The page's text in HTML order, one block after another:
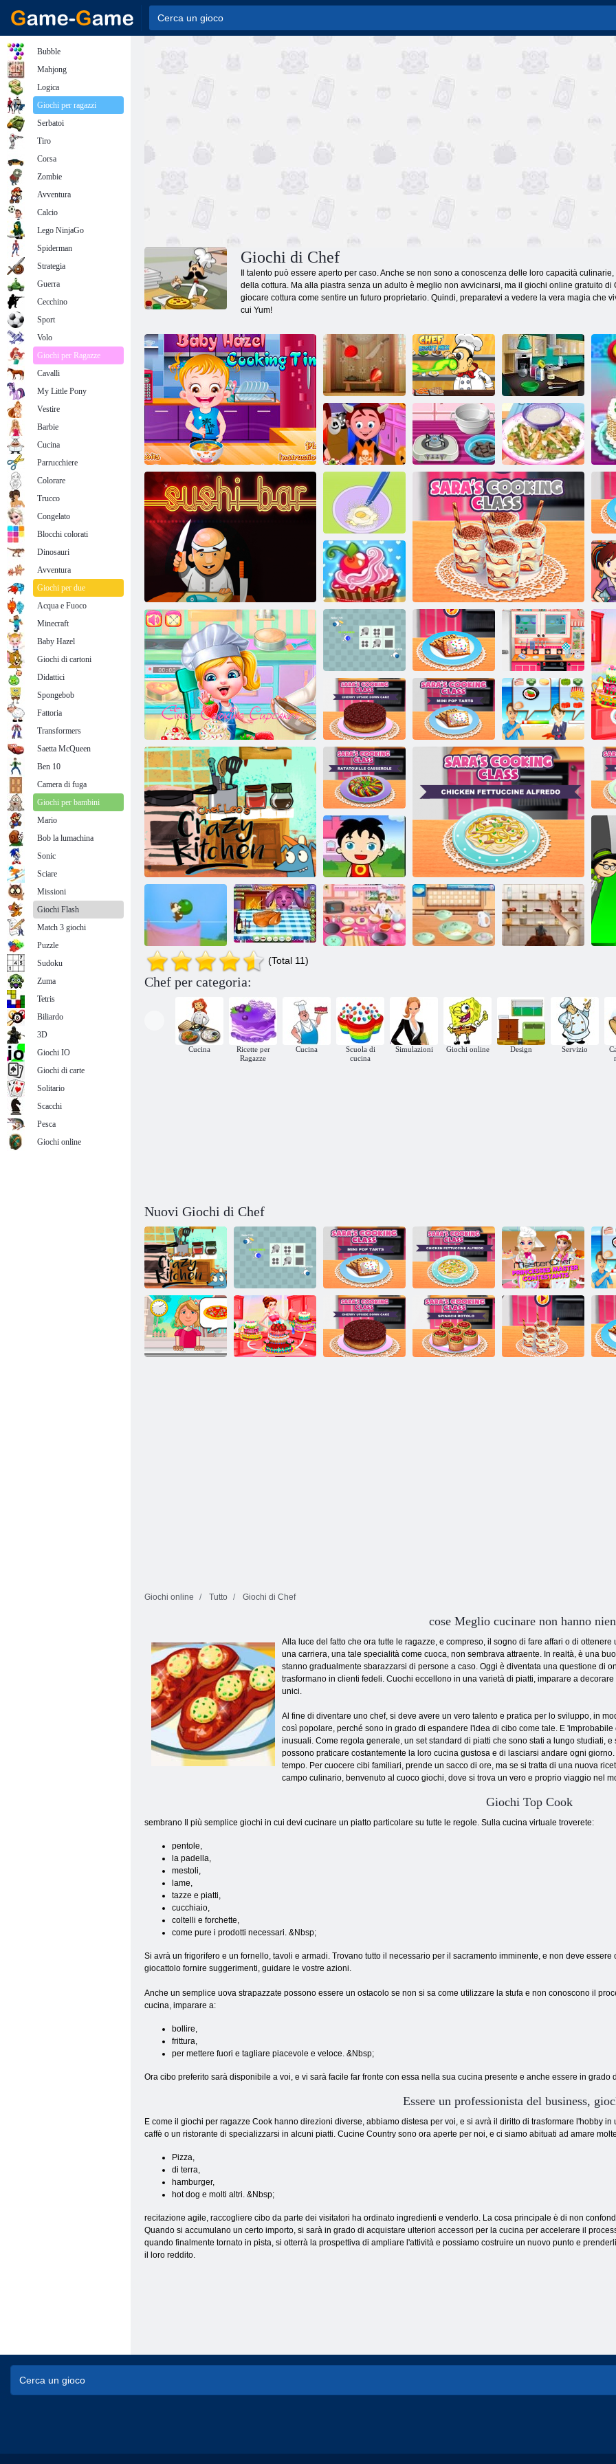
Giochi di Chef
Il talento può essere aperto per caso. Anche se non sono a conoscenza delle loro capacità
della cottura. Ma alla piastra senza un adulto è meglio non avvicinarsi, ma il giochi online gratuito
giocare cottura come sentire un futuro proprietario. Quindi, preparatevi a vedere la vera magia che
cui Yum!
Baby Nocciola: Tempo per la cena
Frutta Chef
Mix di Chef
Right
Farfalla torta al
cioccolato:
Cucinare con
Emma
Cupcakes
Spooky
Buche de Noel
Sushi bar
Insalata alla
Cesare
Muffins ai
mirtilli
Cucina con Sara: Cup Tiramisu
Cheesecake in
marmo
Cappelli di cottura di Cindy
Troppi cuochi
Cucina con Sara:
Mini Pop Tarts
Cucina con Sara:
Cioccolato
Cheesecake
Blackberry
Cucina con Sara:
Torta della
ciliegia Upside
Down
Corso di cucina
Pop-Tarts
Crazy Kitchen dello chef Leo
Cucina chef
beach bistro
Cucina con Sara:
Ratatouille
Aiutare le
famiglie a casa
Cip e Ciop: In lo
chef giardino
cioccolato
(Total 11)
Chef per categoria:
Cucina
Ricette per
Ragazze
Cucina
Scuola di
cucina
Simulazioni Giochi online Design Servizio
Nuovi Giochi di Chef
Crazy Kitchen
dello chef Leo
Troppi cuochi
Corso di cucina
di Sara: Mini
Pop-Tarts
Corso di cucina
di Sara:
Fettuccine di
pollo Alfredo
Principesse
Masterchef
concorrenti
Giochi online Tutto Giochi di Chef
cose Meglio cucinare non hanno
Alla luce del fatto che ora tutte le ragazze, e compreso, il sogno di fare affari o di
una carriera, una tale specialità come cuoca, non sembrava attraente. In realtà, è una
stanno gradualmente sbarazzarsi di persone a caso. Oggi è diventata una questione di
trasformano in clienti fedeli. Cuochi eccellono in una varietà di piatti, imparare a
unici.
Al fine di diventare uno chef, si deve avere un vero talento e pratica per lo sviluppo, in
così popolare, perché sono in grado di espandere l'idea di cibo come tale. E
inusuali. Come regola generale, un set standard di piatti che sono stati a lungo studiati,
possono praticare costantemente la loro cucina gustosa e di lasciarsi andare ogni
tempo. Per cuocere cibi familiari, prende un sacco di ore, ma se si tratta di una nuova
campo culinario, benvenuto al cuoco giochi, dove si trova un vero e proprio viaggio nel
Giochi Top Cook
sembrano Il più semplice giochi in cui devi cucinare un piatto particolare su tutte le regole. Sulla cucina virtuale troverete:
pentole,
la padella,
mestoli,
lame,
tazze e piatti,
cucchiaio,
coltelli e forchette,
come pure i prodotti necessari. &Nbsp;
Si avrà un frigorifero e un fornello, tavoli e armadi. Trovano tutto il necessario per il sacramento imminente, e non deve
giocattolo fornire suggerimenti, guidare le vostre azioni.
Anche un semplice uova strapazzate possono essere un ostacolo se non si sa come utilizzare la stufa e non conoscono il
cucina, imparare a:
bollire,
frittura,
per mettere fuori e tagliare piacevole e veloce. &Nbsp;
Ora cibo preferito sarà disponibile a voi, e vi sarà facile far fronte con essa nella sua cucina presente e anche essere in
Essere un professionista del business,
E come il giochi per ragazze Cook hanno direzioni diverse, abbiamo distesa per voi, e si avrà il diritto di trasformare l'hobby
caffè o un ristorante di specializzarsi in alcuni piatti. Cucine Country sono ora aperte per noi, e ci siamo abituati ad amare
Pizza,
di terra,
hamburger,
hot dog e molti altri. &Nbsp;
recitazione agile, raccogliere cibo da parte dei visitatori ha ordinato ingredienti e venderlo. La cosa principale è di non
Quando si accumulano un certo importo, si sarà in grado di acquistare ulteriori accessori per la cucina per accelerare il
quando finalmente tornato in pista, si otterrà la prospettiva di ampliare l'attività e possiamo costruire un nuovo punto e
il loro reddito.
Bubble
Mahjong
Logica
Giochi per ragazzi
Serbatoi
Tiro
Corsa
Zombie
Avventura
Calcio
Lego NinjaGo
Spiderman
Strategia
Guerra
Cecchino
Sport
Volo
Giochi per Ragazze
Cavalli
My Little Pony
Vestire
Barbie
Cucina
Parrucchiere
Colorare
Trucco
Congelato
Blocchi colorati
Dinosauri
Avventura
Giochi per due
Acqua e Fuoco
Minecraft
Baby Hazel
Giochi di cartoni
Didattici
Spongebob
Fattoria
Transformers
Saetta McQueen
Ben 10
Camera di fuga
Giochi per bambini
Mario
Bob la lumachina
Sonic
Sciare
Missioni
Giochi Flash
Match 3 giochi
Puzzle
Sudoku
Zuma
Tetris
Biliardo
3D
Giochi IO
Giochi di carte
Solitario
Scacchi
Pesca
Giochi online